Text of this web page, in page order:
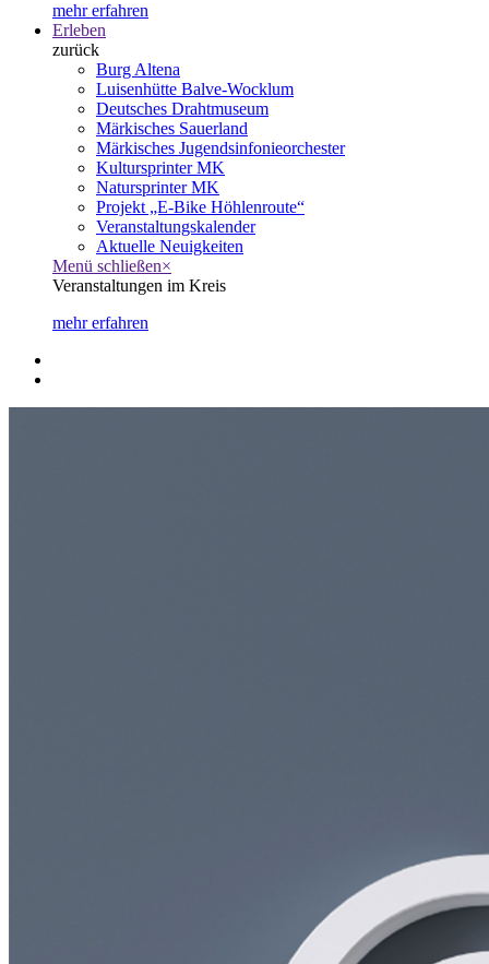
mehr erfahren
Erleben
zurück
Burg Altena
Luisenhütte Balve-Wocklum
Deutsches Drahtmuseum
Märkisches Sauerland
Märkisches Jugendsinfonieorchester
Kultursprinter MK
Natursprinter MK
Projekt „E-Bike Höhlenroute“
Veranstaltungskalender
Aktuelle Neuigkeiten
Menü schließen×
Veranstaltungen im Kreis
mehr erfahren